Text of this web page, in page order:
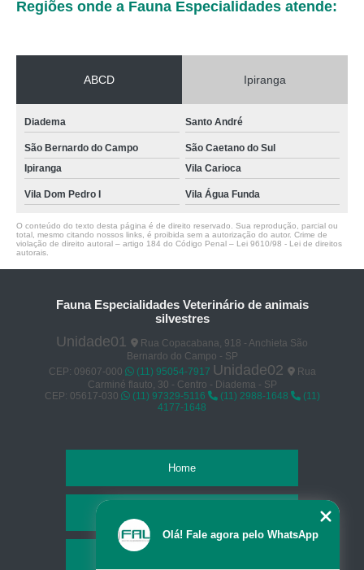
Regiões onde a Fauna Especialidades atende:
ABCD Ipiranga
Diadema Santo André
São Bernardo do Campo
São Caetano do Sul
Ipiranga
Vila Carioca
Vila Dom Pedro I Vila Água Funda
O conteúdo do texto desta página é de direito reservado. Sua reprodução, parcial ou
total, mesmo citando nossos links, é proibida sem a autorização do autor. Crime de
violação de direito autoral – artigo 184 do Código Penal – Lei 9610/98 - Lei de direitos
autorais
Fauna Especialidades Veterinário de animais
silvestres
Unidade01
Rua Copacabana, 918 - Anchieta São
Bernardo do Campo - SP
CEP: 09607-000
(11) 95054-7917 Unidade02
Rua
Carminé flauto, 30 - Centro - Diadema - SP
CEP: 05617-030
(11) 97329-5116 (11) 2988-1648
(11)
4177-1648
Home
Olá! Fale agora pelo WhatsApp